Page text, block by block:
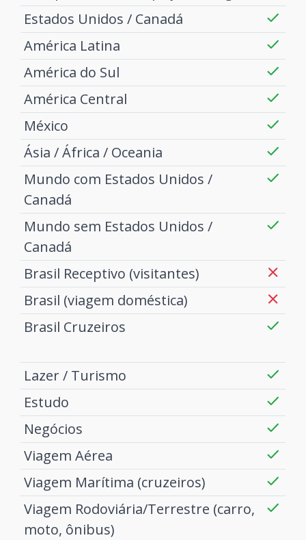
Estados Unidos / Canadá
América Latina
América do Sul
América Central
México
Ásia / África / Oceania
Mundo com Estados Unidos /
Canadá
Mundo sem Estados Unidos /
Canadá
Brasil Receptivo (visitantes)
Brasil (viagem doméstica)
Brasil Cruzeiros
Lazer / Turismo
Estudo
Negócios
Viagem Aérea
Viagem Marítima (cruzeiros)
Viagem Rodoviária/Terrestre (carro,
moto, ônibus)